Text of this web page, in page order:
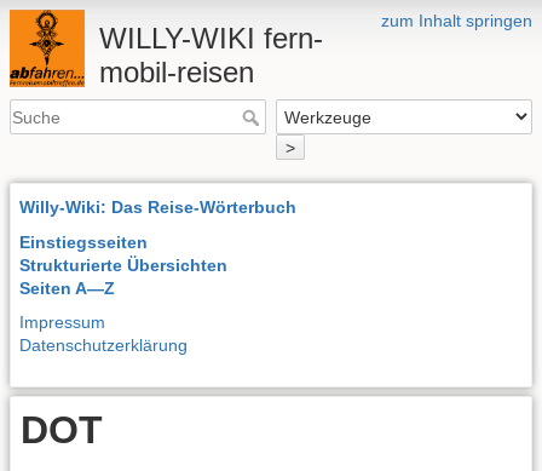
zum Inhalt springen
WILLY-WIKI fern-
mobil-reisen
>
Willy-Wiki: Das Reise-Wörterbuch
Einstiegsseiten
Strukturierte Übersichten
Seiten A—Z
Impressum
Datenschutzerklärung
DOT